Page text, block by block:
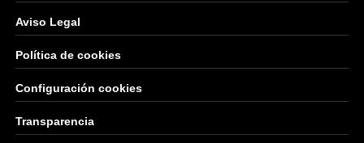
Aviso Legal
Política de cookies
Configuración cookies
Transparencia